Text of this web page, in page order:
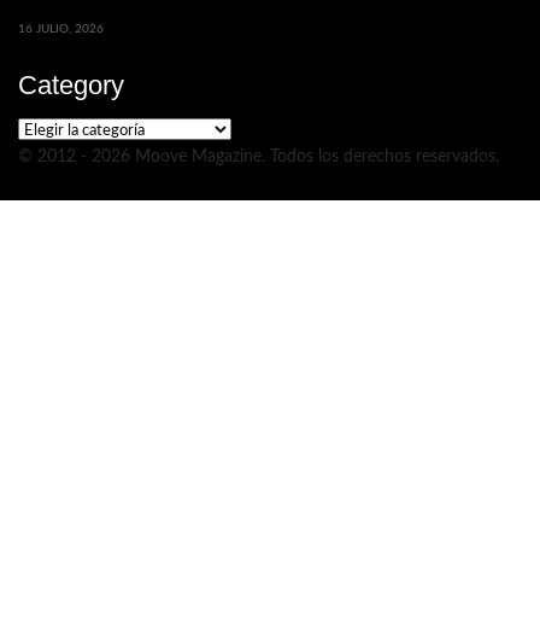
16 JULIO, 2026
Category
Category
© 2012 - 2026 Moove Magazine. Todos los derechos reservados.